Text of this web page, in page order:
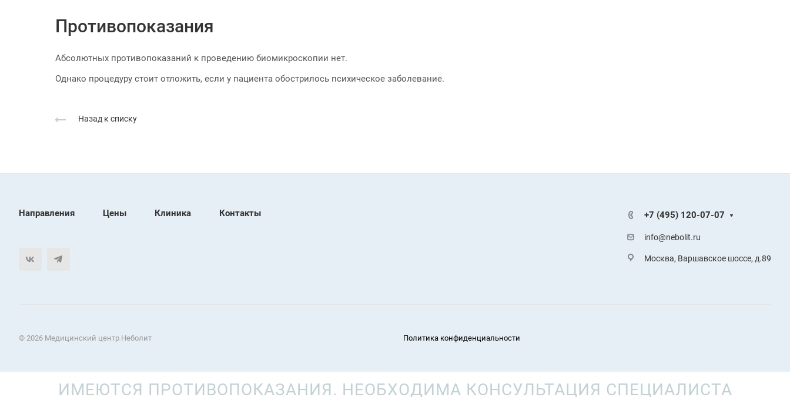
Противопоказания
Абсолютных противопоказаний к проведению биомикроскопии нет.
Однако процедуру стоит отложить, если у пациента обострилось психическое заболевание.
Назад к списку
Направления Цены Клиника Контакты +7 (495) 120-07-07
info@nebolit.ru
Москва, Варшавское шоссе, д.89
© 2026 Медицинский центр Неболит Политика конфиденциальности
ИМЕЮТСЯ ПРОТИВОПОКАЗАНИЯ. НЕОБХОДИМА КОНСУЛЬТАЦИЯ СПЕЦИАЛИСТА